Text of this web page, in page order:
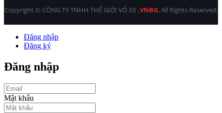
Copyright © CÔNG TY TNHH THẾ GIỚI VỎ XE.VNBG. All Rights Reserved.
Đăng nhập
Đăng ký
Đăng nhập
Mật khẩu